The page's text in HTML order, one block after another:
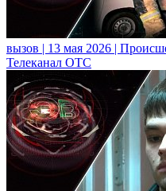
вызов | 13 мая 2026 |
Телеканал ОТС